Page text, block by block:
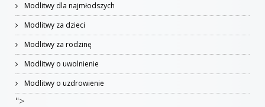
Modlitwy dla najmłodszych
Modlitwy za dzieci
Modlitwy za rodzinę
Modlitwy o uwolnienie
Modlitwy o uzdrowienie
">